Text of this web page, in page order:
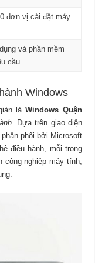
đơn vị cài đặt máy
và phần mềm
cầu.
Windows
làWindows Quận
Dựa trên giao diện
phối bởi Microsoft
điều hành, mỗi trong
công nghiệp máy tính,